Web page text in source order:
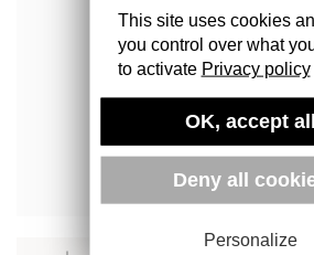
This site uses cookies
you control over what
to activate Privacy policy
OK, accept all
Deny all
Personalize